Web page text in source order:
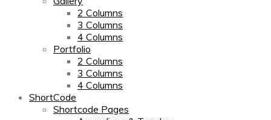
2 Columns
3 Columns
4 Columns
Portfolio
2 Columns
3 Columns
4 Columns
ShortCode
Shortcode Pages